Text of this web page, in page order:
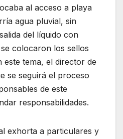
al acceso a playa
agua pluvial, sin
del líquido con
colocaron los sellos
este tema, el director de
se seguirá el proceso
de este
responsabilidades.
exhorta a particulares y